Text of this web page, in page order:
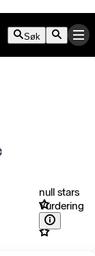
Søk
null stars
Vurdering